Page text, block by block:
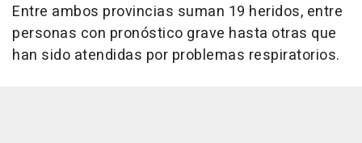
Entre ambos provincias suman 19 heridos, entre
personas con pronóstico grave hasta otras que
han sido atendidas por problemas respiratorios.